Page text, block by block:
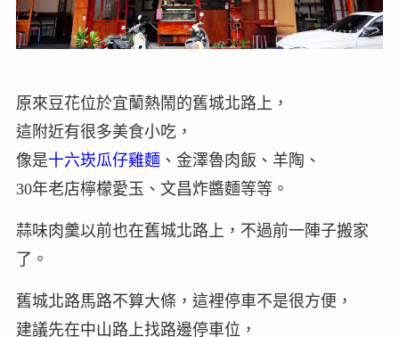
原來豆花位於宜蘭熱鬧的舊城北路上，
這附近有很多美食小吃，
像是十六崁瓜仔雞麵 、金澤魯肉飯、羊陶、
30年老店檸檬愛玉、文昌炸醬麵等等。
蒜味肉羹以前也在舊城北路上，不過前一陣子搬家
了。
舊城北路馬路不算大條，這裡停車不是很方便，
建議先在中山路上找路邊停車位，